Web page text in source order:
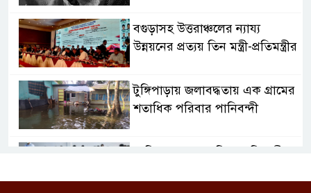
বগুড়াসহ উত্তরাঞ্চলের ন্যায্য
উন্নয়নের প্রত্যয় তিন মন্ত্রী-প্রতিমন্ত্রীর
টুঙ্গিপাড়ায় জলাবদ্ধতায় এক গ্রামের
শতাধিক পরিবার পানিবন্দী